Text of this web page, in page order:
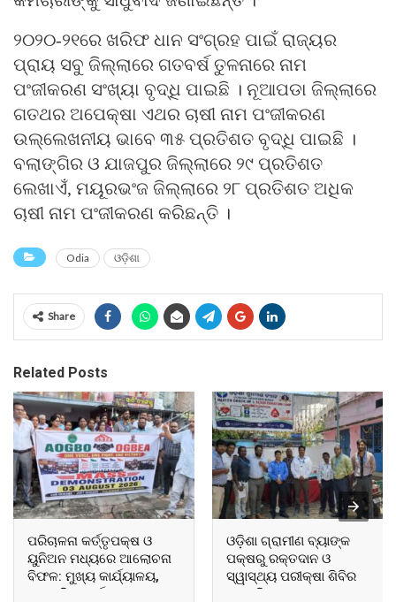
୨୦୨୦-୨୧ରେ ଖରିଫ ଧାନ ସଂଗ୍ରହ ପାଇଁ ରାଜ୍ୟର
ପ୍ରାୟ ସବୁ ଜିଲ୍ଲାରେ ଗତବର୍ଷ ତୁଳନାରେ ନାମ
ପଂଜୀକରଣ ସଂଖ୍ୟା ବୃଦ୍ଧି ପାଇଛି । ନୂଆପଡା ଜିଲ୍ଲାରେ
ଗତଥର ଅପେକ୍ଷା ଏଥର ଚାଷୀ ନାମ ପଂଜୀକରଣ
ଉଲ୍ଲେଖନୀୟ ଭାବେ ୩୫ ପ୍ରତିଶତ ବୃଦ୍ଧି ପାଇଛି ।
ବଲାଙ୍ଗିର ଓ ଯାଜପୁର ଜିଲ୍ଲାରେ ୨୯ ପ୍ରତିଶତ
ଲେଖାଏଁ, ମୟୂରଭଂଜ ଜିଲ୍ଲାରେ ୨୮ ପ୍ରତିଶତ ଅଧିକ
ଚାଷୀ ନାମ ପଂଜୀକରଣ କରିଛନ୍ତି ।
Odia ଓଡ଼ିଶା
Share
Related Posts
ପରିଚାଳନା କର୍ତ୍ତୃପକ୍ଷ ଓ
ୟୁନିଅନ ମଧ୍ୟରେ ଆଲୋଚନା
ବିଫଳ: ମୁଖ୍ୟ କାର୍ଯ୍ୟାଳୟ,
ଆଞ୍ଚଳିକ କାର୍ଯ୍ୟାଳୟ ଓ
ଓଡ଼ିଶା ଗ୍ରାମୀଣ ବ୍ୟାଙ୍କ
ପକ୍ଷରୁ ରକ୍ତଦାନ ଓ
ସ୍ୱାସ୍ଥ୍ୟ ପରୀକ୍ଷା ଶିବିର
ଅନୁଷ୍ଠିତ